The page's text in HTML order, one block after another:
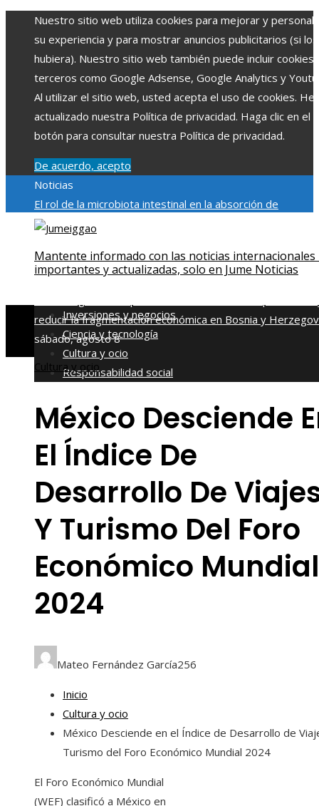
Nuestro sitio web utiliza cookies para mejorar y
su experiencia y para mostrar anuncios publicitarios (si los
hubiera). Nuestro sitio web también puede incluir cookies
terceros como Google Adsense, Google Analytics y
Al utilizar el sitio web, usted acepta el uso de cookies.
actualizado nuestra Política de privacidad. Haga clic en el
botón para consultar nuestra Política de privacidad.
De acuerdo, acepto
Noticias
El rol de la microbiota intestinal en la absorción de
nutrientesReformas regulatorias derivadas de desastres
Patrimonio de la Humanidad y su importanciaImpacto
económico y social de la estacionalidad turística en
reducir la fragmentación económica en Bosnia y
sábado, agosto 8
Mantente informado con las noticias internacionales
importantes y actualizadas, solo en Jume Noticias
Inversiones y negocios
Ciencia y tecnología
Cultura y ocio
Responsabilidad social
Cultura y ocio
México Desciende
El Índice De
Desarrollo De
Y Turismo Del Foro
Económico Mundial
2024
Mateo Fernández García256
Inicio
Cultura y ocio
México Desciende en el Índice de Desarrollo de
Turismo del Foro Económico Mundial 2024
El Foro Económico Mundial
(WEF) clasificó a México en